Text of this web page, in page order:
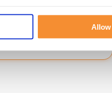
Allow
is er ongekend veel
en klachten. De
markt door een combinatie van
wordt dan ook niet voor niets